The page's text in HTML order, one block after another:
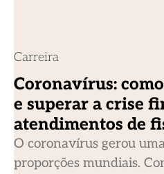
Carreira
Coronavírus:
e superar a crise
atendimentos de
O coronavírus gerou
proporções mundiais.